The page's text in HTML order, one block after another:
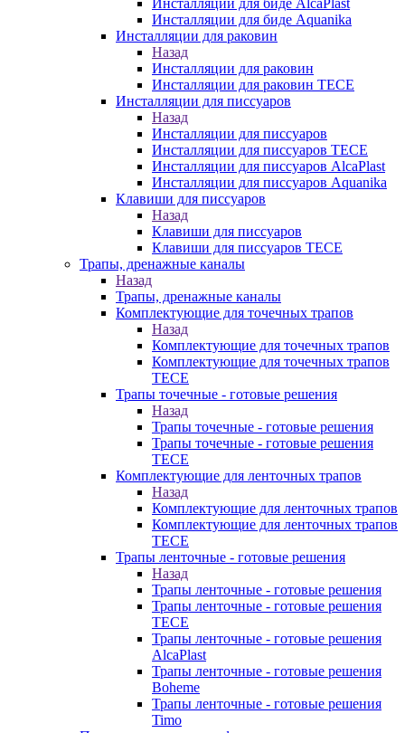
Инсталляции для биде AlcaPlast
Инсталляции для биде Aquanika
Инсталляции для раковин
Назад
Инсталляции для раковин
Инсталляции для раковин TECE
Инсталляции для писсуаров
Назад
Инсталляции для писсуаров
Инсталляции для писсуаров TECE
Инсталляции для писсуаров AlcaPlast
Инсталляции для писсуаров Aquanika
Клавиши для писсуаров
Назад
Клавиши для писсуаров
Клавиши для писсуаров TECE
Трапы, дренажные каналы
Назад
Трапы, дренажные каналы
Комплектующие для точечных трапов
Назад
Комплектующие для точечных трапов
Комплектующие для точечных трапов
TECE
Трапы точечные - готовые решения
Назад
Трапы точечные - готовые решения
Трапы точечные - готовые решения
TECE
Комплектующие для ленточных трапов
Назад
Комплектующие для ленточных трапов
Комплектующие для ленточных трапов
TECE
Трапы ленточные - готовые решения
Назад
Трапы ленточные - готовые решения
Трапы ленточные - готовые решения
TECE
Трапы ленточные - готовые решения
AlcaPlast
Трапы ленточные - готовые решения
Boheme
Трапы ленточные - готовые решения
Timo